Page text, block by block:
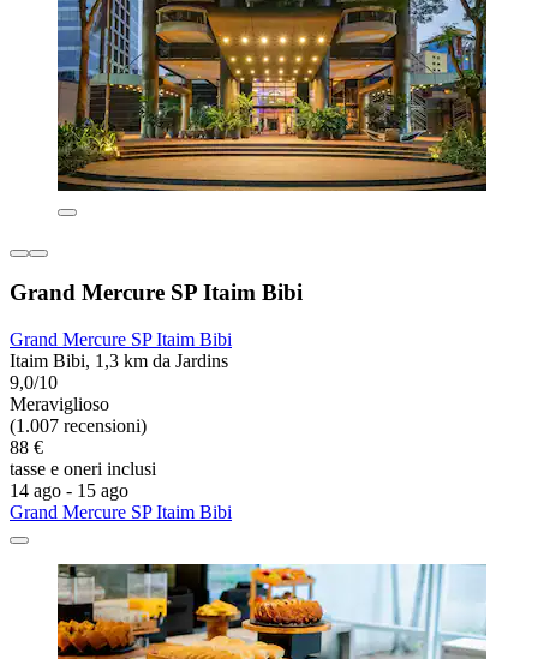
Grand Mercure SP Itaim Bibi
Grand Mercure SP Itaim Bibi
Itaim Bibi, 1,3 km da Jardins
9,0/10
Meraviglioso
(1.007 recensioni)
88 €
tasse e oneri inclusi
14 ago - 15 ago
Grand Mercure SP Itaim Bibi